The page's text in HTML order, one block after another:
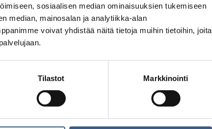
sosiaalisen median ominaisuuksien tukemiseen
median, mainosalan ja analytiikka-alan
voivat yhdistää näitä tietoja muihin tietoihin, joita
Tilastot Markkinointi